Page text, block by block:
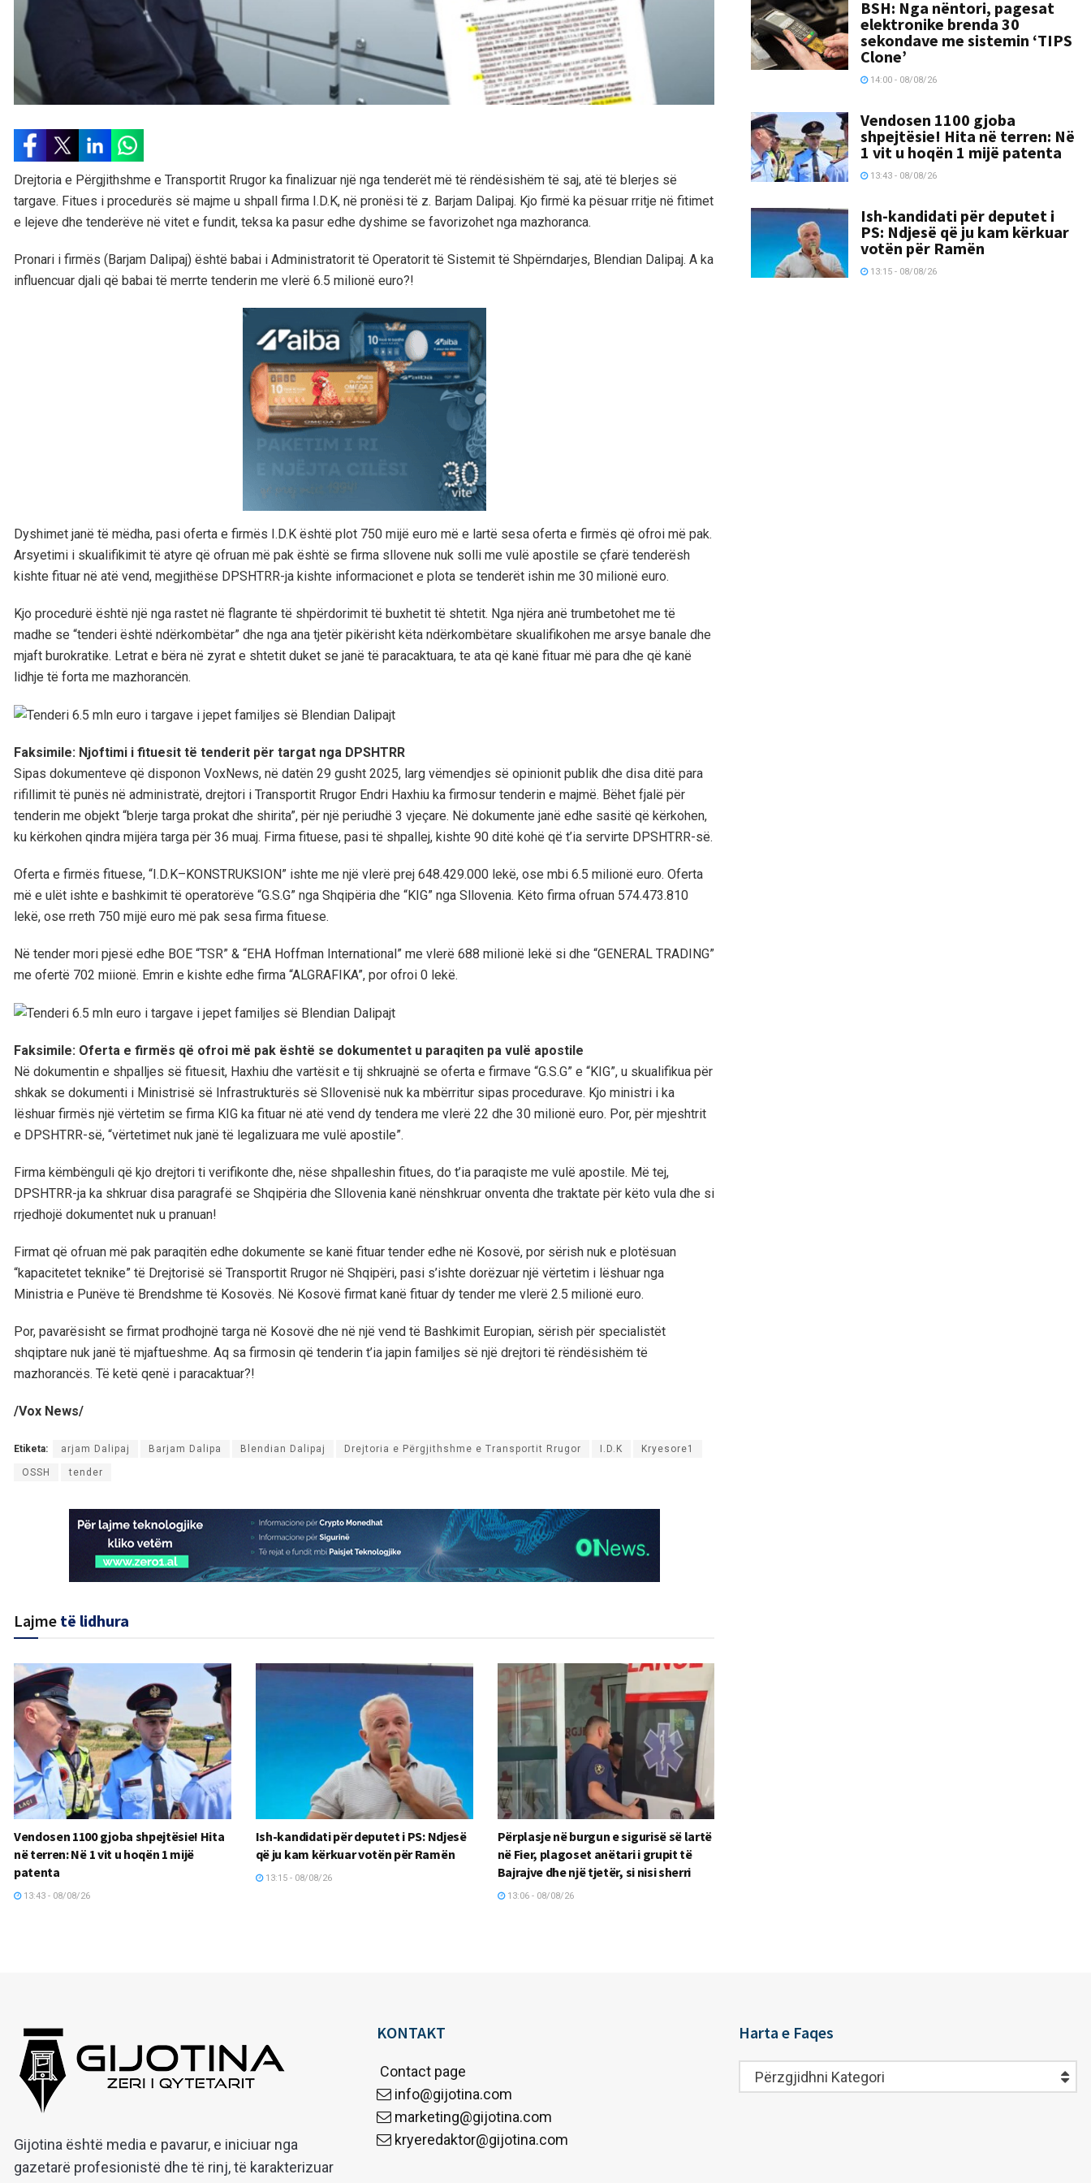
Drejtoria e Përgjithshme e Transportit Rrugor ka finalizuar një nga tenderët më të rëndësishëm të saj, atë të blerjes së
targave. Fitues i procedurës së majme u shpall firma I.D.K, në pronësi të z. Barjam Dalipaj. Kjo firmë ka pësuar rritje në fitimet
e lejeve dhe tenderëve në vitet e fundit, teksa ka pasur edhe dyshime se favorizohet nga mazhoranca.
Pronari i firmës (Barjam Dalipaj) është babai i Administratorit të Operatorit të Sistemit të Shpërndarjes, Blendian Dalipaj. A ka
influencuar djali që babai të merrte tenderin me vlerë 6.5 milionë euro?!
Dyshimet janë të mëdha, pasi oferta e firmës I.D.K është plot 750 mijë euro më e lartë sesa oferta e firmës që ofroi më pak.
Arsyetimi i skualifikimit të atyre që ofruan më pak është se firma sllovene nuk solli me vulë apostile se çfarë tenderësh
kishte fituar në atë vend, megjithëse DPSHTRR-ja kishte informacionet e plota se tenderët ishin me 30 milionë euro.
Kjo procedurë është një nga rastet në flagrante të shpërdorimit të buxhetit të shtetit. Nga njëra anë trumbetohet me të
madhe se “tenderi është ndërkombëtar” dhe nga ana tjetër pikërisht këta ndërkombëtare skualifikohen me arsye banale dhe
mjaft burokratike. Letrat e bëra në zyrat e shtetit duket se janë të paracaktuara, te ata që kanë fituar më para dhe që kanë
lidhje të forta me mazhorancën.
Faksimile: Njoftimi i fituesit të tenderit për targat nga DPSHTRR
Sipas dokumenteve që disponon VoxNews, në datën 29 gusht 2025, larg vëmendjes së opinionit publik dhe disa ditë para
rifillimit të punës në administratë, drejtori i Transportit Rrugor Endri Haxhiu ka firmosur tenderin e majmë. Bëhet fjalë për
tenderin me objekt “blerje targa prokat dhe shirita”, për një periudhë 3 vjeçare. Në dokumente janë edhe sasitë që kërkohen,
ku kërkohen qindra mijëra targa për 36 muaj. Firma fituese, pasi të shpallej, kishte 90 ditë kohë që t’ia servirte DPSHTRR-së.
Oferta e firmës fituese, “I.D.K–KONSTRUKSION” ishte me një vlerë prej 648.429.000 lekë, ose mbi 6.5 milionë euro. Oferta
më e ulët ishte e bashkimit të operatorëve “G.S.G” nga Shqipëria dhe “KIG” nga Sllovenia. Këto firma ofruan 574.473.810
lekë, ose rreth 750 mijë euro më pak sesa firma fituese.
Në tender mori pjesë edhe BOE “TSR” & “EHA Hoffman International” me vlerë 688 milionë lekë si dhe “GENERAL TRADING”
me ofertë 702 miionë. Emrin e kishte edhe firma “ALGRAFIKA”, por ofroi 0 lekë.
Faksimile: Oferta e firmës që ofroi më pak është se dokumentet u paraqiten pa vulë apostile
Në dokumentin e shpalljes së fituesit, Haxhiu dhe vartësit e tij shkruajnë se oferta e firmave “G.S.G” e “KIG”, u skualifikua për
shkak se dokumenti i Ministrisë së Infrastrukturës së Sllovenisë nuk ka mbërritur sipas procedurave. Kjo ministri i ka
lëshuar firmës një vërtetim se firma KIG ka fituar në atë vend dy tendera me vlerë 22 dhe 30 milionë euro. Por, për mjeshtrit
e DPSHTRR-së, “vërtetimet nuk janë të legalizuara me vulë apostile”.
Firma këmbënguli që kjo drejtori ti verifikonte dhe, nëse shpalleshin fitues, do t’ia paraqiste me vulë apostile. Më tej,
DPSHTRR-ja ka shkruar disa paragrafë se Shqipëria dhe Sllovenia kanë nënshkruar onventa dhe traktate për këto vula dhe si
rrjedhojë dokumentet nuk u pranuan!
Firmat që ofruan më pak paraqitën edhe dokumente se kanë fituar tender edhe në Kosovë, por sërish nuk e plotësuan
“kapacitetet teknike” të Drejtorisë së Transportit Rrugor në Shqipëri, pasi s’ishte dorëzuar një vërtetim i lëshuar nga
Ministria e Punëve të Brendshme të Kosovës. Në Kosovë firmat kanë fituar dy tender me vlerë 2.5 milionë euro.
Por, pavarësisht se firmat prodhojnë targa në Kosovë dhe në një vend të Bashkimit Europian, sërish për specialistët
shqiptare nuk janë të mjaftueshme. Aq sa firmosin që tenderin t’ia japin familjes së një drejtori të rëndësishëm të
mazhorancës. Të ketë qenë i paracaktuar?!
/Vox News/
Etiketa: arjam Dalipaj Barjam Dalipa Blendian Dalipaj Drejtoria e Përgjithshme e Transportit Rrugor I.D.K Kryesore1
OSSH tender
Lajme të lidhura
Vendosen 1100 gjoba shpejtësie! Hita
në terren: Në 1 vit u hoqën 1 mijë
patenta
13:43 - 08/08/26
Ish-kandidati për deputet i PS: Ndjesë
që ju kam kërkuar votën për Ramën
13:15 - 08/08/26
Përplasje në burgun e sigurisë së lartë
në Fier, plagoset anëtari i grupit të
Bajrajve dhe një tjetër, si nisi sherri
13:06 - 08/08/26
BSH: Nga nëntori, pagesat
elektronike brenda 30
sekondave me sistemin ‘TIPS
Clone’
14:00 - 08/08/26
Vendosen 1100 gjoba
shpejtësie! Hita në terren: Në
1 vit u hoqën 1 mijë patenta
13:43 - 08/08/26
Ish-kandidati për deputet i
PS: Ndjesë që ju kam kërkuar
votën për Ramën
13:15 - 08/08/26
Gijotina është media e pavarur, e iniciuar nga
gazetarë profesionistë dhe të rinj, të karakterizuar
KONTAKT
Contact page
info@gijotina.com
marketing@gijotina.com
kryeredaktor@gijotina.com
Harta e Faqes
Harta
e
Përzgjidhni Kategori